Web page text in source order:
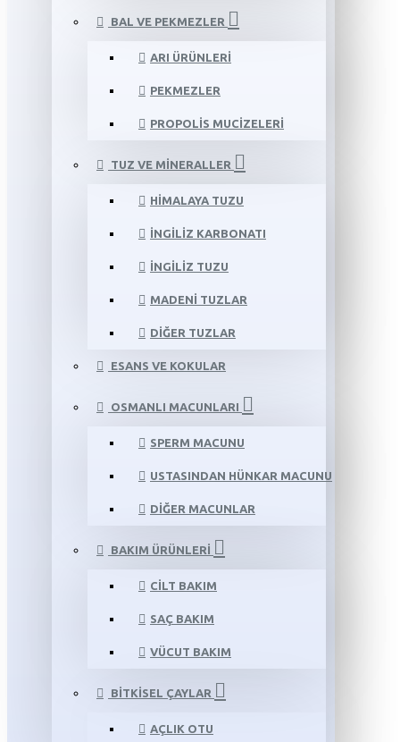
BAL VE PEKMEZLER
ARI ÜRÜNLERI
PEKMEZLER
PROPOLIS MUCIZELERI
TUZ VE MINERALLER
HIMALAYA TUZU
İNGILIZ KARBONATI
İNGILIZ TUZU
MADENI TUZLAR
DIĞER TUZLAR
ESANS VE KOKULAR
OSMANLI MACUNLARI
SPERM MACUNU
USTASINDAN HÜNKAR MACUNU
DIĞER MACUNLAR
BAKIM ÜRÜNLERI
CILT BAKIM
SAÇ BAKIM
VÜCUT BAKIM
BITKISEL ÇAYLAR
AÇLIK OTU